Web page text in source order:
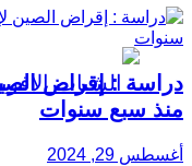
دراسة : إقراض
منذ سبع سنوات
أغسطس 29, 2024